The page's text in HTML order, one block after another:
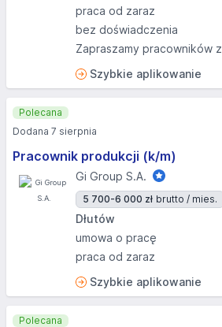
praca od zaraz
bez doświadczenia
Zapraszamy pracowników
Szybkie aplikowanie
Pracownik produkcji (k/m)
Gi Group S.A.
5 700-6 000 zł brutto / mies.
Dłutów
umowa o pracę
praca od zaraz
Szybkie aplikowanie
Polecana
Dodana 7 sierpnia
Polecana